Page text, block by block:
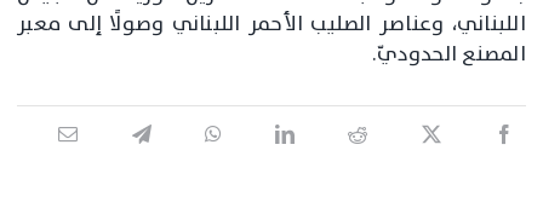
اللبناني، وعناصر الصليب الأحمر اللبناني وصولًا إلى معبر
المصنع الحدوديّ.